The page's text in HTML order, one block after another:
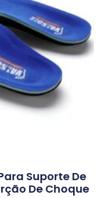
Suporte De
De Choque